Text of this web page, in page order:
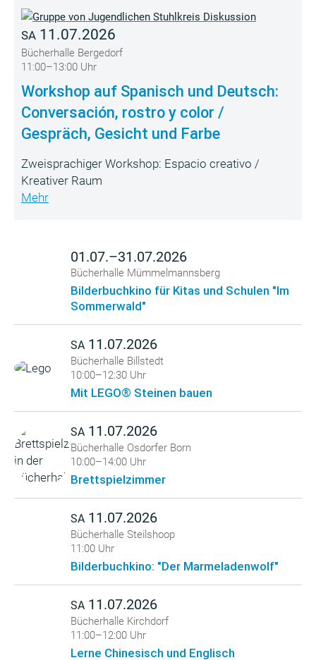
SA 11.07.2026
Bücherhalle Bergedorf
11:00–13:00 Uhr
Workshop auf Spanisch und Deutsch:
Conversación, rostro y color /
Gespräch, Gesicht und Farbe
Zweisprachiger Workshop: Espacio creativo /
Kreativer Raum
Mehr
01.07.–31.07.2026
Bücherhalle Mümmelmannsberg
Bilderbuchkino für Kitas und Schulen "Im
Sommerwald"
SA 11.07.2026
Bücherhalle Billstedt
10:00–12:30 Uhr
Mit LEGO® Steinen bauen
SA 11.07.2026
Bücherhalle Osdorfer Born
10:00–14:00 Uhr
Brettspielzimmer
SA 11.07.2026
Bücherhalle Steilshoop
11:00 Uhr
Bilderbuchkino: "Der Marmeladenwolf"
SA 11.07.2026
Bücherhalle Kirchdorf
11:00–12:00 Uhr
Lerne Chinesisch und Englisch